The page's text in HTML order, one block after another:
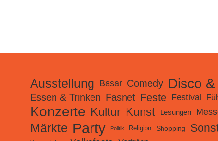
Ausstellung Basar Comedy Disco
Essen & Trinken Fasnet Feste Festival
Konzerte Kultur Kunst Lesungen
Märkte Party Politik Religion Shopping